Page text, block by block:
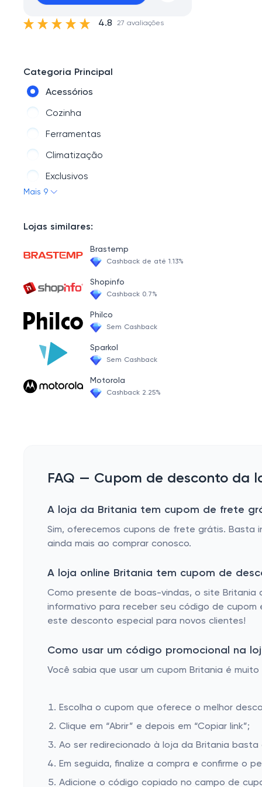
4.8 27 avaliações
Categoria Principal
Acessórios
Cozinha
Ferramentas
Climatização
Exclusivos
Linha Rosa - Britânia
Mais 9
Lojas similares:
Brastemp
Cashback de até 1.13%
Shopinfo
Cashback 0.7%
Philco
Sem Cashback
Sparkol
Sem Cashback
Motorola
Cashback 2.25%
FAQ — Cupom de desconto da
A loja da Britania tem cupom de frete
Sim, oferecemos cupons de frete grátis.
ainda mais ao comprar conosco.
A loja online Britania tem cupom de
Como presente de boas-vindas, o site Britania
informativo para receber seu código de cupom
este desconto especial para novos clientes!
Como usar um código promocional na
Você sabia que usar um cupom Britania é
Escolha o cupom que oferece o melhor
Clique em “Abrir” e depois em “Copiar link”;
Ao ser redirecionado à loja da Britania
Em seguida, finalize a compra e confirme o
Adicione o código copiado no campo de